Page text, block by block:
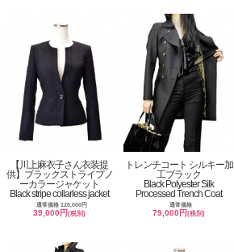
【川上麻衣子さん衣装提
供】ブラックストライプノ
ーカラージャケット
Black stripe collarless jacket
通常価格 120,000円
39,000円(税別)
トレンチコート シルキー加
工ブラック
Black Polyester Silk
Processed Trench Coat
通常価格
79,000円(税別)